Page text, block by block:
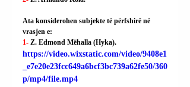
Ata konsiderohen subjekte të përfshirë në
vrasjen e:
1- Z. Edmond Mëhalla (Hyka).
https://video.wixstatic.com/video/9408e1
_e7e20e23fcc649a6bcf3bc739a62fe50/360
p/mp4/file.mp4